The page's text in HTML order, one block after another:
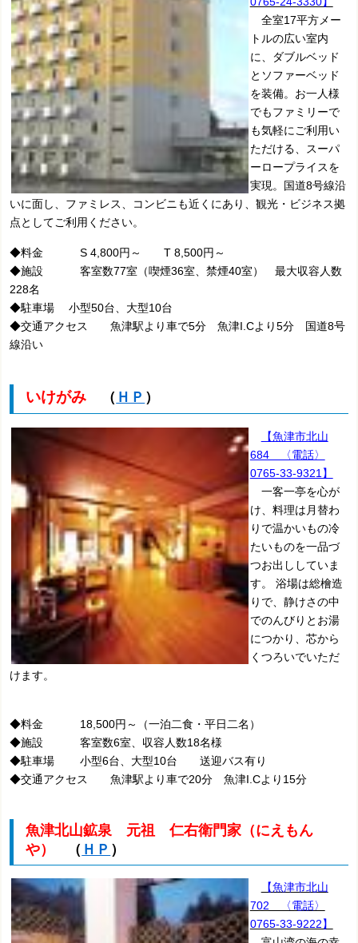
全室17平方メー
トルの広い室内
に、ダブルベッド
とソファーベッド
を装備。お一人様
でもファミリーで
も気軽にご利用い
ただける、スーパ
ーロープライスを
実現。国道8号線沿
いに面し、ファミレス、コンビニも近くにあり、観光・ビジネス拠
点としてご利用ください。
◆料金 S 4,800円～ T 8,500円～
◆施設 客室数77室（喫煙36室、禁煙40室） 最大収容人数
228名
◆駐車場 小型50台、大型10台
◆交通アクセス 魚津駅より車で5分 魚津I.Cより5分 国道8号
線沿い
いけがみ （ ＨＰ ）
【魚津市北山
684 〈電話〉
0765-33-9321】
一客一亭を心が
け、料理は月替わ
りで温かいもの冷
たいものを一品づ
つお出ししていま
す。 浴場は総檜造
りで、静けさの中
でのんびりとお湯
につかり、芯から
くつろいでいただ
けます。
◆料金 18,500円～（一泊二食・平日二名）
◆施設 客室数6室、収容人数18名様
◆駐車場 小型6台、大型10台 送迎バス有り
◆交通アクセス 魚津駅より車で20分 魚津I.Cより15分
魚津北山鉱泉 元祖
仁右衛門家（にえもん
や）
（ ＨＰ ）
【魚津市北山
702 〈電話〉
0765-33-9222】